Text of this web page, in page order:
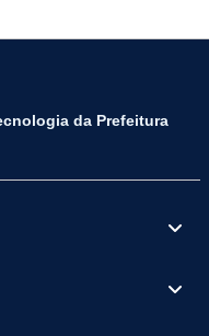
da Prefeitura